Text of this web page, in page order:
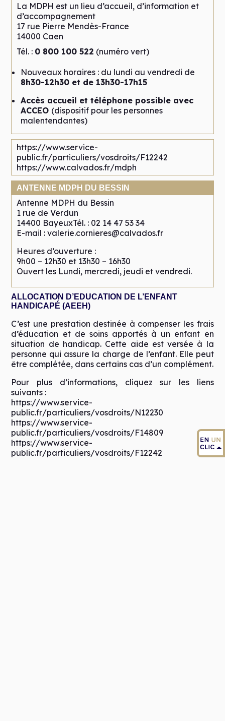
La MDPH est un lieu d’accueil, d’information et
d’accompagnement
17 rue Pierre Mendès-France
14000 Caen
Tél. : 0 800 100 522 (numéro vert)
Nouveaux horaires : du lundi au vendredi de
8h30-12h30 et de 13h30-17h15
Accès accueil et téléphone possible avec
ACCEO (dispositif pour les personnes
malentendantes)
https://www.service-
public.fr/particuliers/vosdroits/F12242
https://www.calvados.fr/mdph
ANTENNE MDPH DU BESSIN
Antenne MDPH du Bessin
1 rue de Verdun
14400 BayeuxTél. : 02 14 47 53 34
E-mail : valerie.cornieres@calvados.fr
Heures d’ouverture :
9h00 – 12h30 et 13h30 – 16h30
Ouvert les Lundi, mercredi, jeudi et vendredi.
ALLOCATION D’EDUCATION DE L’ENFANT
HANDICAPÉ (AEEH)
C’est une prestation destinée à compenser les frais
d’éducation et de soins apportés à un enfant en
situation de handicap. Cette aide est versée à la
personne qui assure la charge de l’enfant. Elle peut
être complétée, dans certains cas d’un complément.
Pour plus d’informations, cliquez sur les liens
suivants :
https://www.service-
public.fr/particuliers/vosdroits/N12230
https://www.service-
public.fr/particuliers/vosdroits/F14809
https://www.service-
public.fr/particuliers/vosdroits/F12242